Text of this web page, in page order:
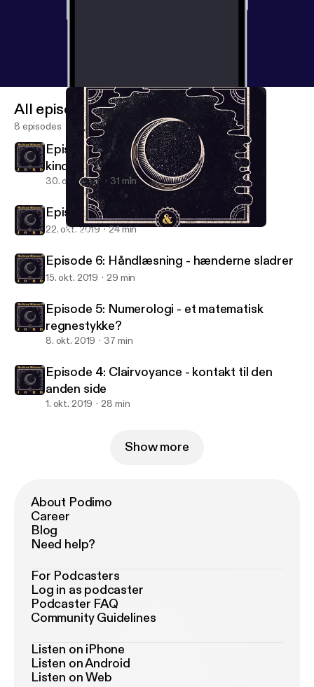
Episode 4: Clairvoyance - kontakt til den anden side
All episodes
8 episodes
Episode 8: Engleskolen - et vindpust på
kinden
30. okt. 2019 31 min
Episode 7: Lydterapi - lyd sætter fri
22. okt. 2019 24 min
Episode 6: Håndlæsning - hænderne sladrer
15. okt. 2019 29 min
Episode 5: Numerologi - et matematisk
regnestykke?
8. okt. 2019 37 min
Episode 4: Clairvoyance - kontakt til den
anden side
1. okt. 2019 28 min
Show more
About Podimo
Career
Blog
Need help?
For Podcasters
Log in as podcaster
Podcaster FAQ
Community Guidelines
Listen on iPhone
Listen on Android
Listen on Web